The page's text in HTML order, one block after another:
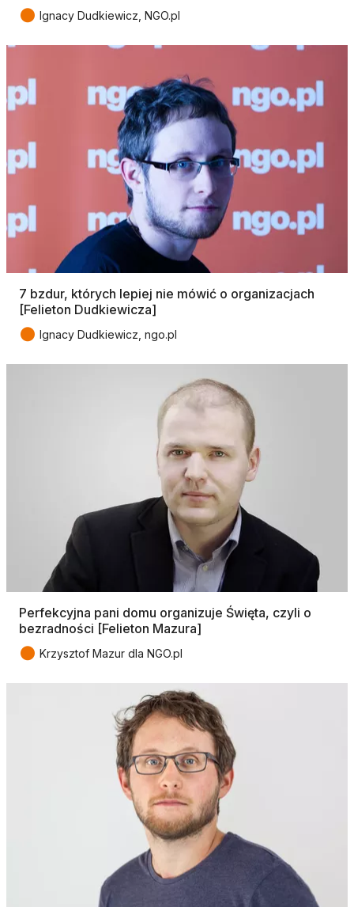
● Ignacy Dudkiewicz, NGO.pl
7 bzdur, których lepiej nie mówić o organizacjach
[Felieton Dudkiewicza]
● Ignacy Dudkiewicz, ngo.pl
Perfekcyjna pani domu organizuje Święta, czyli o
bezradności [Felieton Mazura]
● Krzysztof Mazur dla NGO.pl